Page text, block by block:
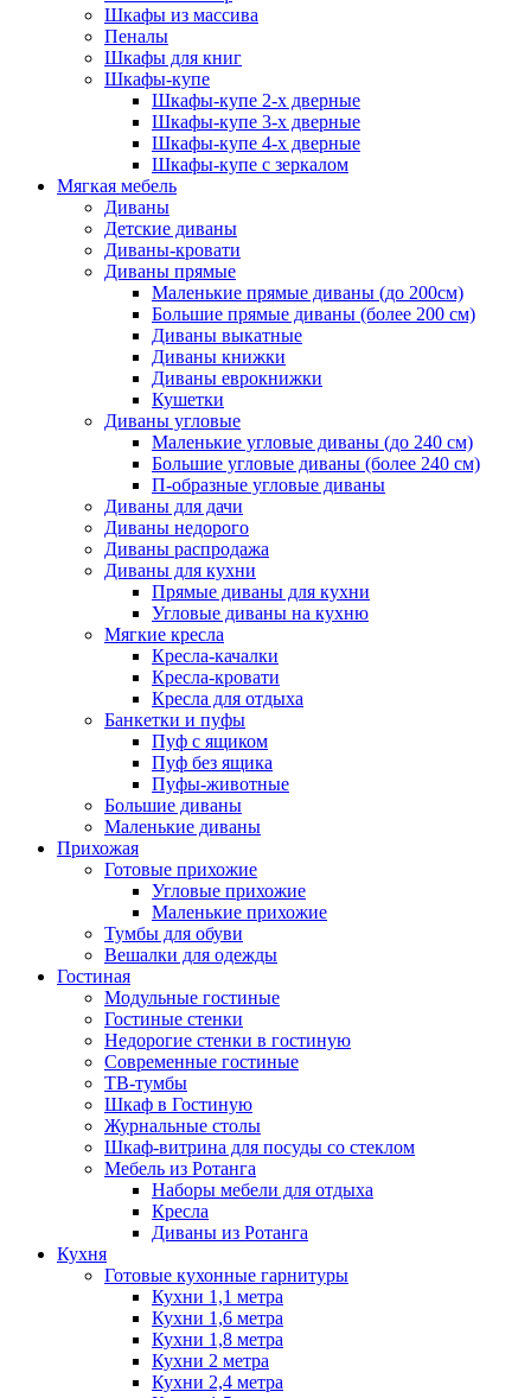
Шкафы из массива
Пеналы
Шкафы для книг
Шкафы-купе
Шкафы-купе 2-х дверные
Шкафы-купе 3-х дверные
Шкафы-купе 4-х дверные
Шкафы-купе с зеркалом
Мягкая мебель
Диваны
Детские диваны
Диваны-кровати
Диваны прямые
Маленькие прямые диваны (до 200см)
Большие прямые диваны (более 200 см)
Диваны выкатные
Диваны книжки
Диваны еврокнижки
Кушетки
Диваны угловые
Маленькие угловые диваны (до 240 см)
Большие угловые диваны (более 240 см)
П-образные угловые диваны
Диваны для дачи
Диваны недорого
Диваны распродажа
Диваны для кухни
Прямые диваны для кухни
Угловые диваны на кухню
Мягкие кресла
Кресла-качалки
Кресла-кровати
Кресла для отдыха
Банкетки и пуфы
Пуф с ящиком
Пуф без ящика
Пуфы-животные
Большие диваны
Маленькие диваны
Прихожая
Готовые прихожие
Угловые прихожие
Маленькие прихожие
Тумбы для обуви
Вешалки для одежды
Гостиная
Модульные гостиные
Гостиные стенки
Недорогие стенки в гостиную
Современные гостиные
ТВ-тумбы
Шкаф в Гостиную
Журнальные столы
Шкаф-витрина для посуды со стеклом
Мебель из Ротанга
Наборы мебели для отдыха
Кресла
Диваны из Ротанга
Кухня
Готовые кухонные гарнитуры
Кухни 1,1 метра
Кухни 1,6 метра
Кухни 1,8 метра
Кухни 2 метра
Кухни 2,4 метра